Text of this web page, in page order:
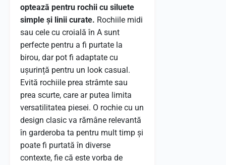
optează pentru rochii cu siluete
simple și linii curate. Rochiile midi
sau cele cu croială în A sunt
perfecte pentru a fi purtate la
birou, dar pot fi adaptate cu
ușurință pentru un look casual.
Evită rochiile prea strâmte sau
prea scurte, care ar putea limita
versatilitatea piesei. O rochie cu un
design clasic va rămâne relevantă
în garderoba ta pentru mult timp și
poate fi purtată în diverse
contexte, fie că este vorba de